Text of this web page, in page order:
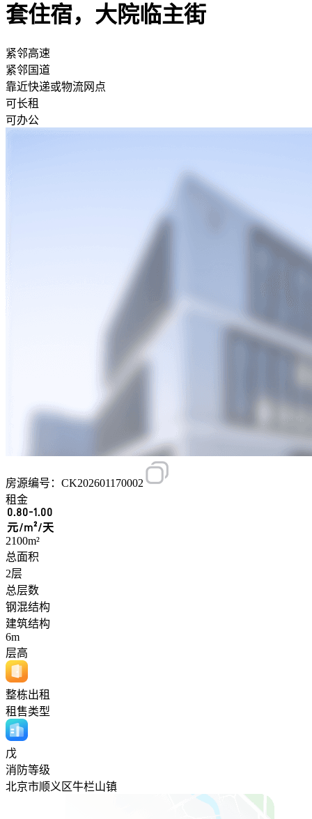
套住宿，大院临主街
紧邻高速
紧邻国道
靠近快递或物流网点
可长租
可办公
房源编号：CK202601170002
租金
0.80-1.00
元/m²/天
2100m²
总面积
2层
总层数
钢混结构
建筑结构
6m
层高
整栋出租
租售类型
戊
消防等级
北京市顺义区牛栏山镇